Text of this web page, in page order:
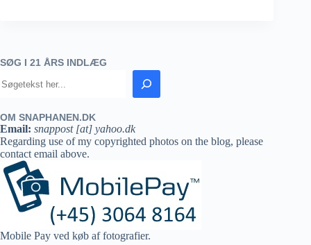
SØG I 21 ÅRS INDLÆG
OM SNAPHANEN.DK
Email: snappost [at] yahoo.dk
Regarding use of my copyrighted photos on the blog, please
contact email above.
Mobile Pay ved køb af fotografier.